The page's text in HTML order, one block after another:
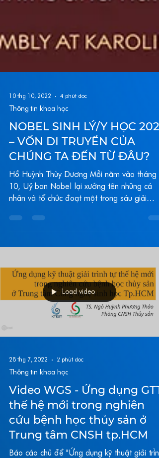
10 thg 10, 2022 4 phút đọc
Thông tin khoa học
NOBEL SINH LÝ/Y HỌC 2022
– VỐN DI TRUYỀN CỦA
CHÚNG TA ĐẾN TỪ ĐÂU?
Hồ Huỳnh Thùy Dương Mỗi năm vào tháng
10, Uỷ ban Nobel lại xướng tên những cá
nhân và tổ chức đoạt một trong sáu giải
Load video
28 thg 7, 2022 2 phút đọc
Thông tin khoa học
Video WGS - Ứng dụng GTT
thế hệ mới trong nghiên
cứu bệnh học thủy sản ở
Trung tâm CNSH tp.HCM